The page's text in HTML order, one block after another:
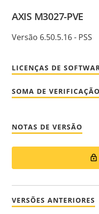
AXIS M3027-PVE
Versão 6.50.5.16 - PSS
LICENÇAS DE
SOMA DE
NOTAS DE VERSÃO
VERSÕES ANTERIORES